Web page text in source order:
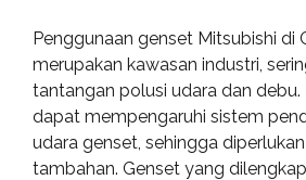
Penggunaan genset Mitsubishi di
merupakan kawasan industri,
tantangan polusi udara dan
dapat mempengaruhi sistem
udara genset, sehingga
tambahan. Genset yang